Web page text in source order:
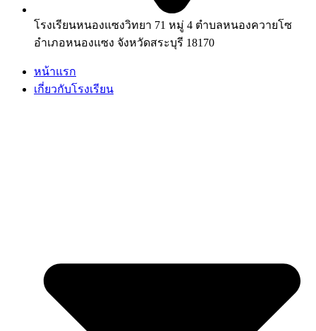
โรงเรียนหนองแซงวิทยา 71 หมู่ 4 ตำบลหนองควายโซ
อำเภอหนองแซง จังหวัดสระบุรี 18170
หน้าแรก
เกี่ยวกับโรงเรียน